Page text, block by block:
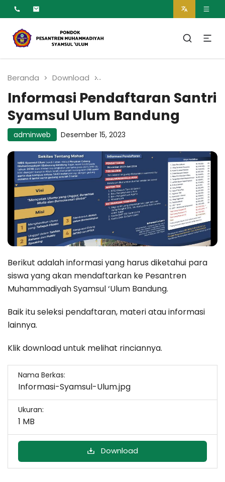
Pesantren Syamsul
Ulum Muhammadiyah
Beranda Download
Informasi Pendaftaran Santri
Syamsul Ulum Bandung
adminweb Desember 15, 2023
Berikut adalah informasi yang harus diketahui para
siswa yang akan mendaftarkan ke Pesantren
Muhammadiyah Syamsul ‘Ulum Bandung.
Baik itu seleksi pendaftaran, materi atau informasi
lainnya.
Klik download untuk melihat rinciannya.
Nama Berkas:
Informasi-Syamsul-Ulum.jpg
Ukuran:
1 MB
Download